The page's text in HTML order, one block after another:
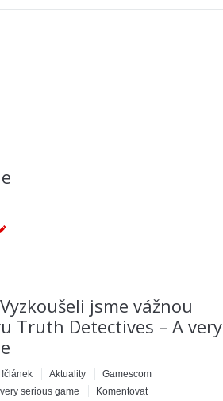
jsme vážnou
Truth Detectives – A very
!článek Aktuality
Gamescom
serious game
Komentovat